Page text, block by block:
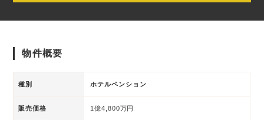
物件概要
種別 ホテルペンション
販売価格 1億4,800万円